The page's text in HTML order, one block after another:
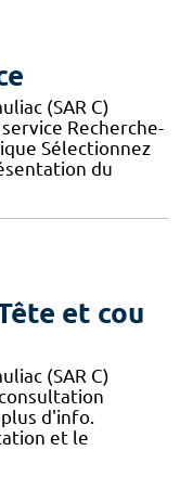
(SAR C)
Recherche-
Sélectionnez
du
et cou
(SAR C)
d'info.
et le